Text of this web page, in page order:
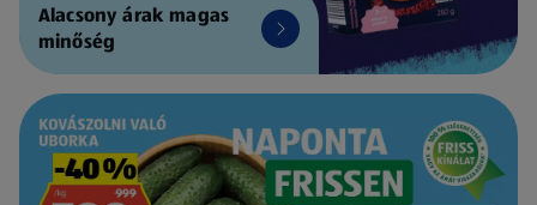
Alacsony árak magas
minőség